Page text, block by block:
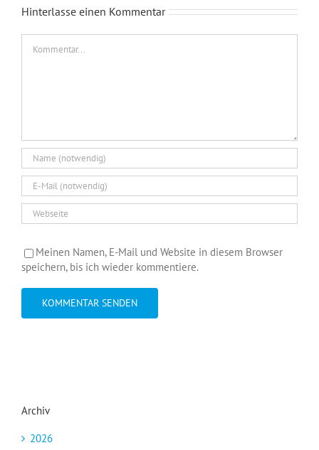
Hinterlasse einen Kommentar
Meinen Namen, E-Mail und Website in diesem Browser
speichern, bis ich wieder kommentiere.
Archiv
2026